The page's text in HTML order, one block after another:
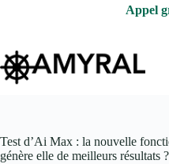
Appel
Test d’Ai Max : la nouvelle
génère elle de meilleurs résultats ?